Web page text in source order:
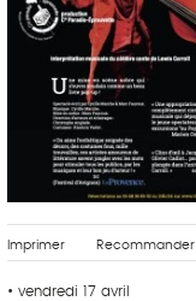
Imprimer Recommander
• vendredi 17 avril